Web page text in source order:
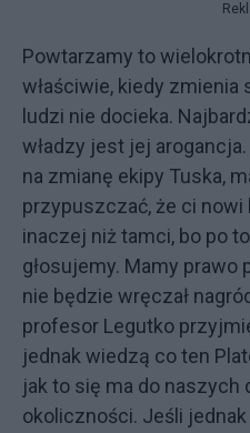
Powtarzamy to
właściwie, kiedy zmienia
ludzi nie docieka.
władzy jest jej
na zmianę ekipy Tuska,
przypuszczać, że ci
inaczej niż tamci, bo po
głosujemy. Mamy
nie będzie wręczał
profesor Legutko
jednak wiedzą co ten
jak to się ma do
okoliczności. Jeśli